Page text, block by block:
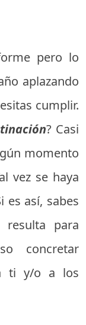
pero lo
aplazando
cumplir.
? Casi
momento
vez se haya
es así, sabes
para
concretar
ti y/o a los